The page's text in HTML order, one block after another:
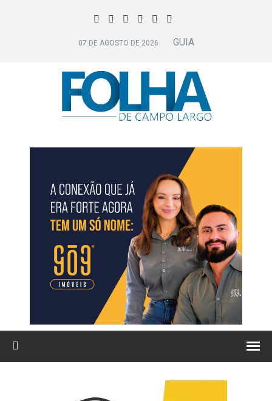
07 DE AGOSTO DE 2026 GUIA